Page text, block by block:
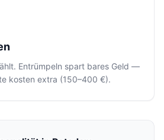
Entrümpeln spart bares Geld —
kosten extra (150–400 €).